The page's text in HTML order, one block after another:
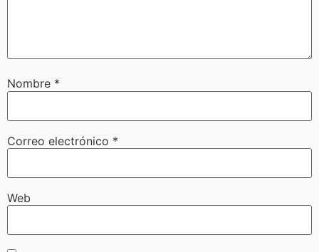
Nombre *
Correo electrónico *
Web